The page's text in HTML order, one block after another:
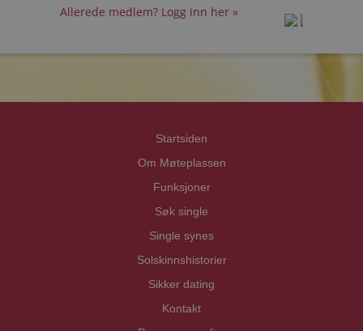
Allerede medlem? Logg inn her »
Startsiden
Om Møteplassen
Funksjoner
Søk single
Single synes
Solskinnshistorier
Sikker dating
Kontakt